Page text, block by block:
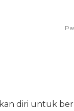
diri untuk